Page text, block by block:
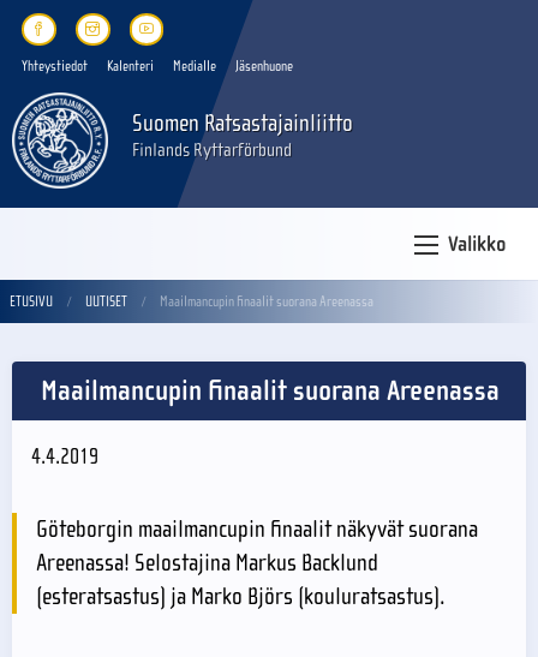
Yhteystiedot Kalenteri Medialle Jäsenhuone
Suomen Ratsastajainliitto
Finlands Ryttarförbund
Valikko
ETUSIVU UUTISET Maailmancupin finaalit suorana Areenassa
Maailmancupin finaalit suorana Areenassa
4.4.2019
Göteborgin maailmancupin finaalit näkyvät suorana
Areenassa! Selostajina Markus Backlund
(esteratsastus) ja Marko Björs (kouluratsastus).